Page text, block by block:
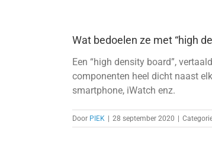
Wat bedoelen ze met “high
Een “high density board”,
componenten heel dicht naast
smartphone, iWatch enz.
Door PIEK 28 september 2020